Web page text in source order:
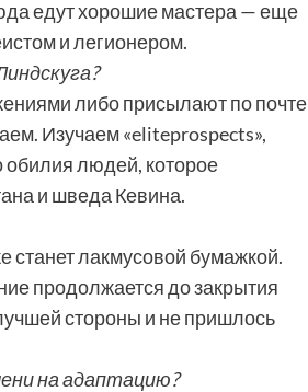
едут хорошие мастера — еще
и легионером.
либо присылают по почте
Изучаем «eliteprospects»,
обилия людей, которое
и шведа Кевина.
станет лакмусовой бумажкой.
продолжается до закрытия
стороны и не пришлось
на адаптацию?